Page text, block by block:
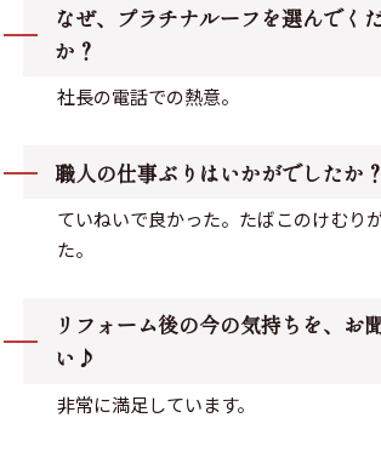
なぜ、プラチナルーフを選んでく
か？
社長の電話での熱意。
職人の仕事ぶりはいかがでしたか？
ていねいで良かった。たばこのけむり
た。
リフォーム後の今の気持ちを、お
い♪
非常に満足しています。